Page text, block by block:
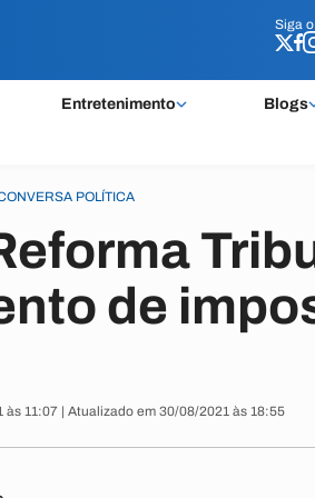
Siga o
Entretenimento Blogs
Siga o
POLÍTICA
de
às 11:07 | Atualizado em 30/08/2021 às 18:55